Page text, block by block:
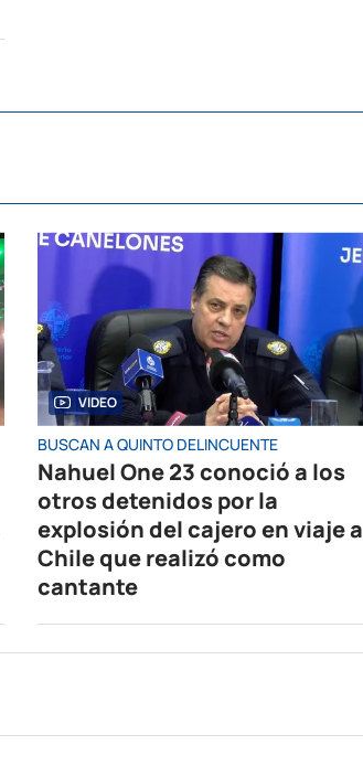
VIDEO
BUSCAN A QUINTO DELINCUENTE
Nahuel One 23 conoció a los
otros detenidos por la
explosión del cajero en viaje a
Chile que realizó como
cantante